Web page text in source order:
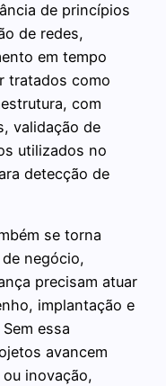
de princípios
de redes,
em tempo
tratados como
com
validação de
utilizados no
detecção de
se torna
negócio,
precisam atuar
implantação e
essa
avancem
inovação,